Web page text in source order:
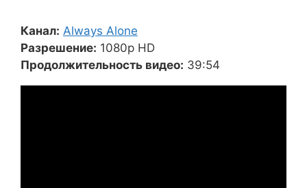
Канал: Always Alone
Разрешение: 1080p HD
Продолжительность видео: 39:54